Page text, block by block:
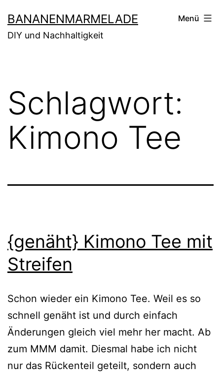
Inhalt
springen
BANANENMARMELADE
DIY und Nachhaltigkeit
Menü
Schlagwort:
Kimono Tee
{genäht} Kimono Tee mit
Streifen
Schon wieder ein Kimono Tee. Weil es so
schnell genäht ist und durch einfach
Änderungen gleich viel mehr her macht. Ab
zum MMM damit. Diesmal habe ich nicht
nur das Rückenteil geteilt, sondern auch